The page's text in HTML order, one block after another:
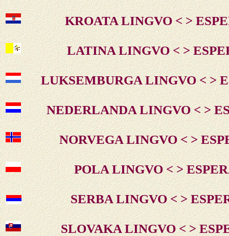
KROATA LINGVO < >
LATINA LINGVO < >
LUKSEMBURGA LINGVO < >
NEDERLANDA LINGVO < >
NORVEGA LINGVO < >
POLA LINGVO < >
SERBA LINGVO < >
SLOVAKA LINGVO < >